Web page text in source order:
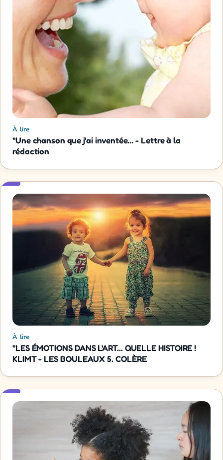
À lire
"Une chanson que j'ai inventée... - Lettre à la
rédaction
À lire
"LES ÉMOTIONS DANS L'ART... QUELLE HISTOIRE !
KLIMT - LES BOULEAUX 5. COLÈRE